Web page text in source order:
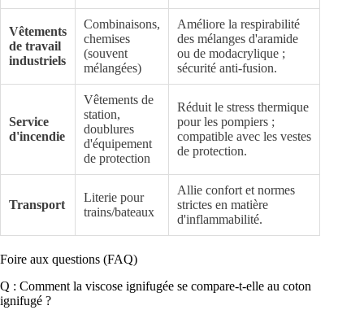
Vêtements
de travail
industriels
Combinaisons,
chemises
(souvent
mélangées)
Améliore la respirabilité
des mélanges d'aramide
ou de modacrylique ;
sécurité anti-fusion.
Service
d'incendie
Vêtements de
station,
doublures
d'équipement
de protection
Réduit le stress thermique
pour les pompiers ;
compatible avec les vestes
de protection.
Transport
Literie pour
trains/bateaux
Allie confort et normes
strictes en matière
d'inflammabilité.
Foire aux questions (FAQ)
Q : Comment la viscose ignifugée se compare-t-elle au coton
ignifugé ?